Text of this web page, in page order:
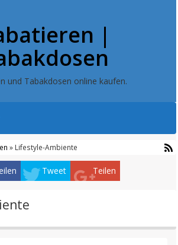
|
und Tabakdosen online kaufen.
» Lifestyle-Ambiente
Tweet Teilen